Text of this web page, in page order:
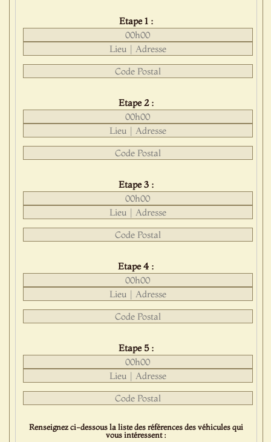
Etape 1 :
Etape 2 :
Etape 3 :
Etape 4 :
Etape 5 :
Renseignez ci-dessous la liste des références des véhicules qui
vous intéressent :